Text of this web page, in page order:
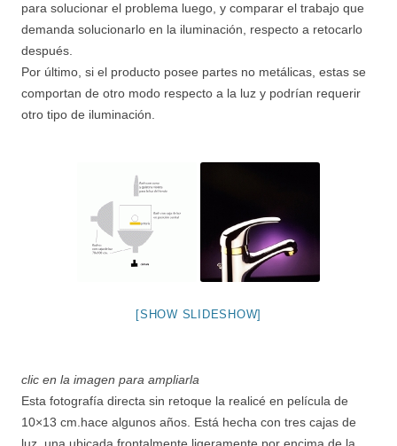
para solucionar el problema luego, y comparar el trabajo que
demanda solucionarlo en la iluminación, respecto a retocarlo
después.
Por último, si el producto posee partes no metálicas, estas se
comportan de otro modo respecto a la luz y podrían requerir
otro tipo de iluminación.
[SHOW SLIDESHOW]
clic en la imagen para ampliarla
Esta fotografía directa sin retoque la realicé en película de
10×13 cm.hace algunos años. Está hecha con tres cajas de